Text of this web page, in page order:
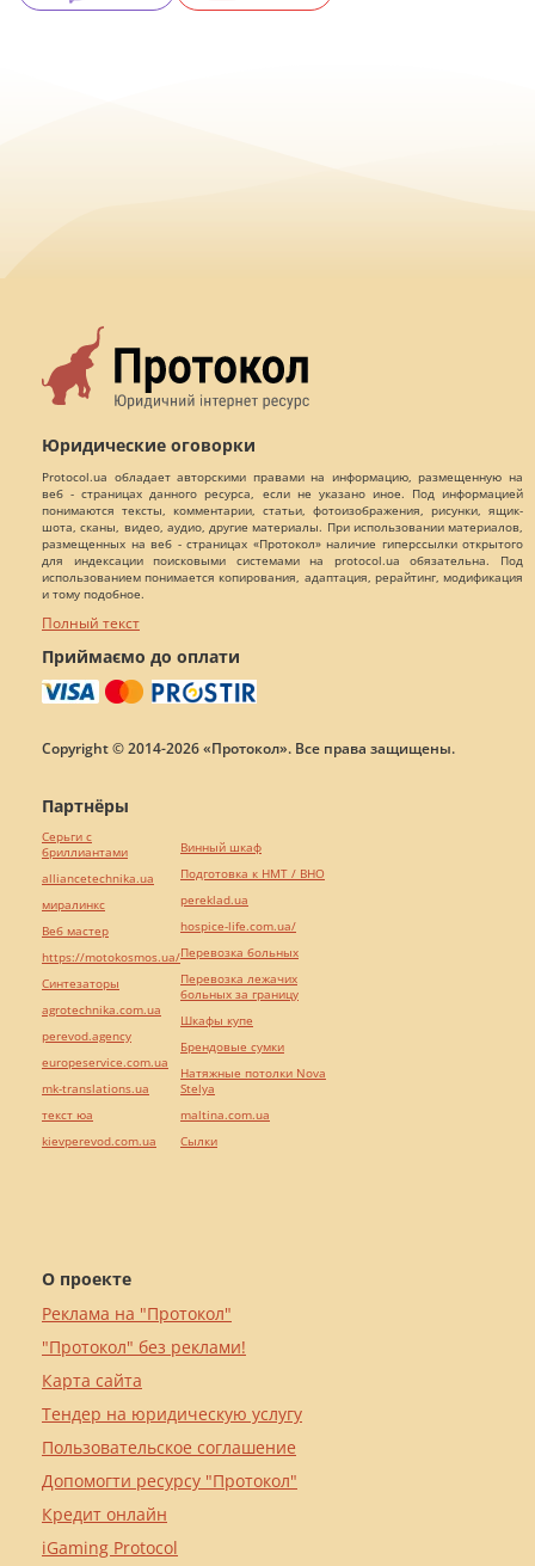
Юридические оговорки
Protocol.ua обладает авторскими правами на информацию, размещенную на
веб - страницах данного ресурса, если не указано иное. Под информацией
понимаются тексты, комментарии, статьи, фотоизображения, рисунки, ящик-
шота, сканы, видео, аудио, другие материалы. При использовании материалов,
размещенных на веб - страницах «Протокол» наличие гиперссылки открытого
для индексации поисковыми системами на protocol.ua обязательна. Под
использованием понимается копирования, адаптация, рерайтинг, модификация
и тому подобное.
Полный текст
Приймаємо до оплати
Copyright © 2014-2026 «Протокол». Все права защищены.
О проекте
Реклама на "Протокол"
"Протокол" без реклами!
Карта сайта
Тендер на юридическую услугу
Пользовательское соглашение
Допомогти ресурсу "Протокол"
Кредит онлайн
iGaming Protocol
Партнёры
Серьги с
бриллиантами
alliancetechnika.ua
миралинкс
Веб мастер
https://motokosmos.ua/
Синтезаторы
agrotechnika.com.ua
perevod.agency
europeservice.com.ua
mk-translations.ua
текст юа
kievperevod.com.ua
Винный шкаф
Подготовка к НМТ / ВНО
pereklad.ua
hospice-life.com.ua/
Перевозка больных
Перевозка лежачих
больных за границу
Шкафы купе
Брендовые сумки
Натяжные потолки Nova
Stelya
maltina.com.ua
Cылки